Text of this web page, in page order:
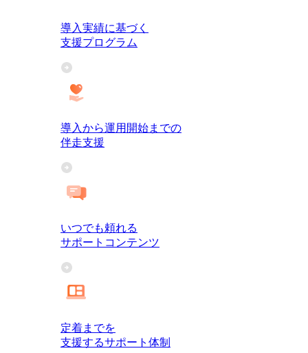
導入実績に基づく
支援プログラム
導入から運用開始までの
伴走支援
いつでも頼れる
サポートコンテンツ
定着までを
支援するサポート体制